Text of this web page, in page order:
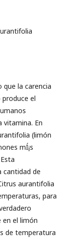
la carencia
el
vitamina. En
(limón
mÍ¡s
cantidad de
aurantifolia
para
el limón
de temperatura